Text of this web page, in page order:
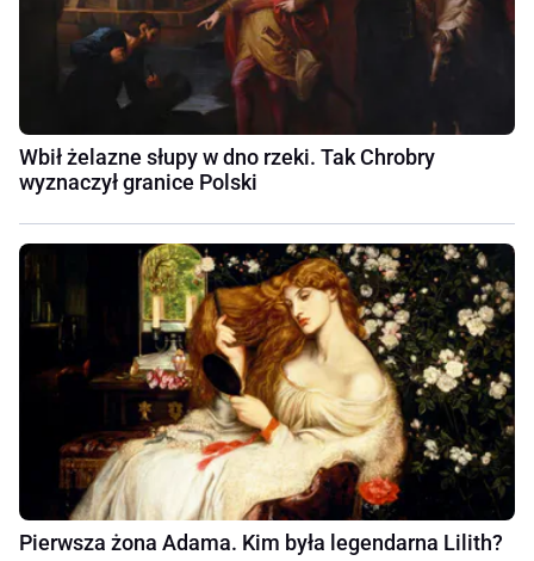
Wbił żelazne słupy w dno rzeki. Tak Chrobry
wyznaczył granice Polski
Pierwsza żona Adama. Kim była legendarna Lilith?